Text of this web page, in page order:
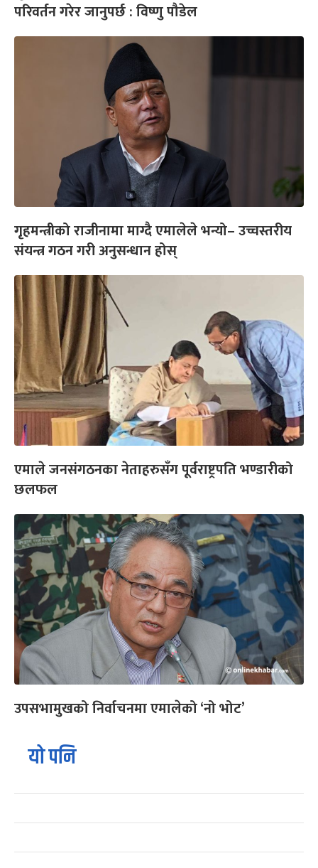
परिवर्तन गरेर जानुपर्छ : विष्णु पौडेल
गृहमन्त्रीको राजीनामा माग्दै एमालेले भन्यो– उच्चस्तरीय
संयन्त्र गठन गरी अनुसन्धान होस्
एमाले जनसंगठनका नेताहरुसँग पूर्वराष्ट्रपति भण्डारीको
छलफल
उपसभामुखको निर्वाचनमा एमालेको ‘नो भोट’
यो पनि